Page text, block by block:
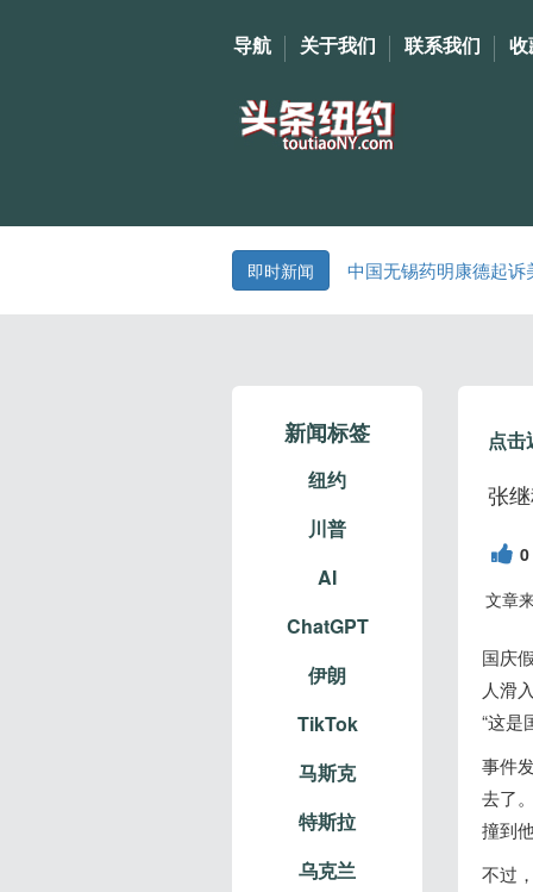
导航 关于我们 联系我们 收
即时新闻 中国无锡药明康德起
新闻标签
纽约
川普
AI
ChatGPT
伊朗
TikTok
马斯克
特斯拉
乌克兰
点击
张
0
文章
国庆
人滑
“这是
事件
去了
撞到
不过